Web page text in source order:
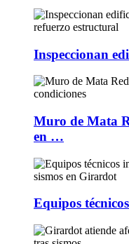
Inspeccionan
Muro de Mata
en …
Equipos